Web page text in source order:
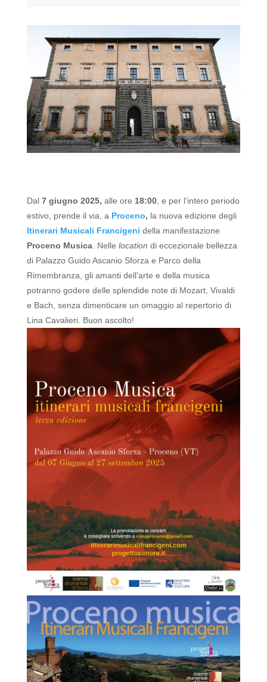
Dal 7 giugno 2025, alle ore 18:00, e per l’intero periodo
estivo, prende il via, a Proceno, la nuova edizione degli
Itinerari Musicali Francigeni della manifestazione
Proceno Musica. Nelle location di eccezionale bellezza
di Palazzo Guido Ascanio Sforza e Parco della
Rimembranza, gli amanti dell’arte e della musica
potranno godere delle splendide note di Mozart, Vivaldi
e Bach, senza dimenticare un omaggio al repertorio di
Lina Cavalieri. Buon ascolto!